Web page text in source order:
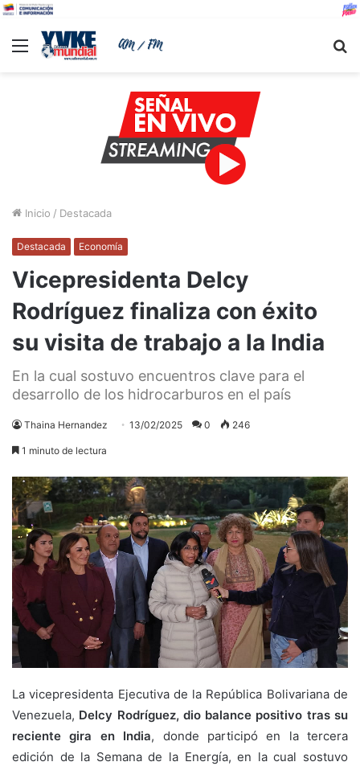
Menu
Inicio / Destacada
Destacada Economía
Vicepresidenta Delcy
Rodríguez finaliza con éxito
su visita de trabajo a la India
En la cual sostuvo encuentros clave para el
desarrollo de los hidrocarburos en el país
Thaina Hernandez 13/02/2025 0 246
1 minuto de lectura
La vicepresidenta Ejecutiva de la República Bolivariana de
Venezuela, Delcy Rodríguez, dio balance positivo tras su
reciente gira en India, donde participó en la tercera
edición de la Semana de la Energía, en la cual sostuvo